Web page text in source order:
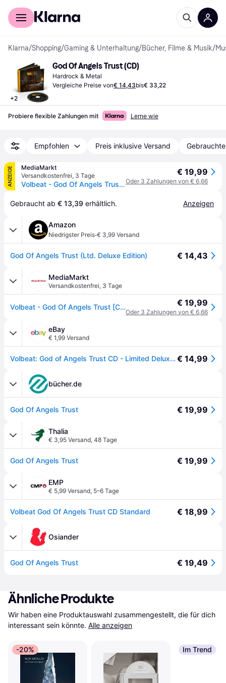
Für Shopper
Klarna/Shopping/Gaming & Unterhaltung/Bücher, Filme & Musik/
+2
God Of Angels Trust (CD)
Hardrock & Metal
Vergleiche Preise von€ 14,43bis€ 33,22
Probiere flexible Zahlungen mit Lerne wie
Empfohlen Preis inklusive Versand
ANZEIGE
MediaMarkt
Versandkostenfrei, 3 Tage
Volbeat - God Of Angels Trust [CD]
€ 19,99
Oder 3 Zahlungen von € 6,66
Gebraucht ab € 13,39 erhältlich. Anzeigen
Amazon
Niedrigster Preis·€ 3,99 Versand
God Of Angels Trust (Ltd. Deluxe Edition) € 14,43
MediaMarkt
Versandkostenfrei, 3 Tage
Volbeat - God Of Angels Trust [CD] € 19,99
Oder 3 Zahlungen von € 6,66
eBay
€ 1,99 Versand
Volbeat: God of Angels Trust CD - Limited Deluxe Edition + Poster & Booklet NEU€ 14,99
bücher.de
God Of Angels Trust € 19,99
Thalia
€ 3,95 Versand, 48 Tage
God Of Angels Trust € 19,99
EMP
€ 5,99 Versand, 5–6 Tage
Volbeat God Of Angels Trust CD Standard € 18,99
Osiander
God Of Angels Trust € 19,49
Ähnliche Produkte
Wir haben eine Produktauswahl zusammengestellt, die für dich
interessant sein könnte. Alle anzeigen
-20% Im Trend